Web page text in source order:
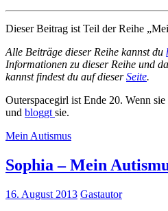
Dieser Beitrag ist Teil der Reihe
Alle Beiträge dieser Reihe kannst du
Informationen zu dieser Reihe und
kannst findest du auf dieserSeite.
Outerspacegirl ist Ende 20. Wenn
und bloggt sie.
Mein Autismus
Sophia – Mein
16. August 2013 Gastautor